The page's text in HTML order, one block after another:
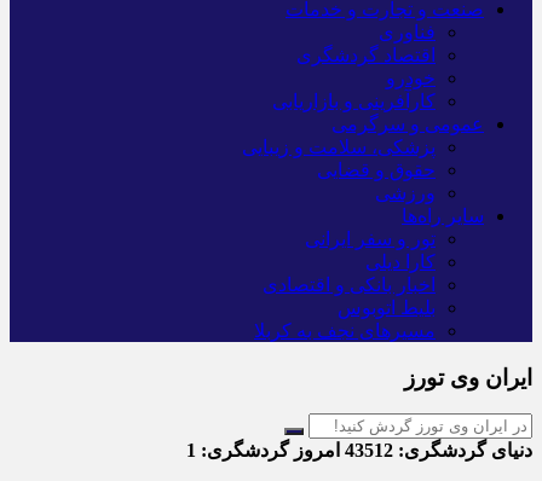
صنعت و تجارت و خدمات
فناوری
اقتصاد گردشگری
خودرو
کارآفرینی و بازاریابی
عمومی و سرگرمی
پزشکی، سلامت و زیبایی
حقوق و قضایی
ورزشی
سایر راه‌ها
تور و سفر ایرانی
کارا دیلی
اخبار بانکی و اقتصادی
بلیط اتوبوس
مسیرهای نجف به کربلا
ایران وی تورز
دنیای گردشگری: امروز گردشگری: